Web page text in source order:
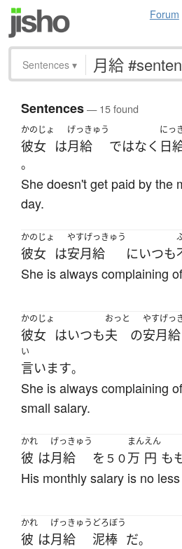
Forum
Sentences ▾
Sentences— 15 found
かのじょ
彼女 は
げっきゅう
月給 ではなく
にっ
日
。
She doesn't get paid by the
day.
かのじょ
彼女 は
やすげっきゅう
安月給 にいつも
She is always complaining
かのじょ
彼女 はいつも
おっと
夫 の
やすげっ
安月給
い
言います。
She is always complaining
small salary.
かれ
彼 は
げっきゅう
月給 を ５０
まん
万
えん
円 も
His monthly salary is no
かれ
彼 は
げっきゅう
月給
どろぼう
泥棒 だ。